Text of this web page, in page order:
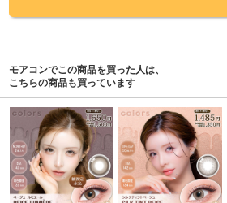
モアコンでこの商品を買った人は、
こちらの商品も買っています